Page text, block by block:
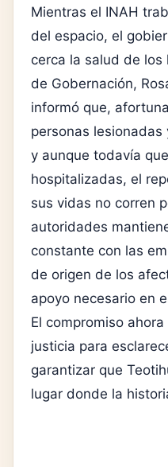
Mientras el INAH
del espacio, el
cerca la salud de los
de Gobernación,
informó que,
personas
y aunque todavía
hospitalizadas, el
sus vidas no corren
autoridades
constante con las
de origen de los
apoyo necesario en
El compromiso
justicia para
garantizar que
lugar donde la